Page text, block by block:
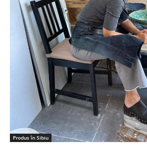
Produs în Sibiu